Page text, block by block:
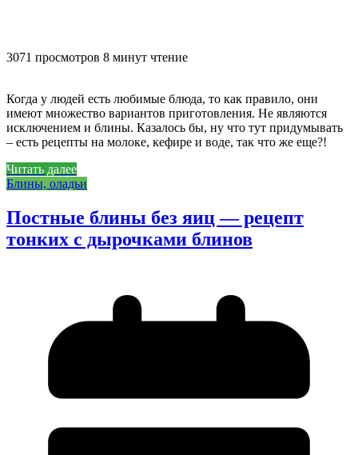
3071 просмотров 8 минут чтение
Когда у людей есть любимые блюда, то как правило, они
имеют множество вариантов приготовления. Не являются
исключением и блины. Казалось бы, ну что тут придумывать
– есть рецепты на молоке, кефире и воде, так что же еще?!
Читать далее
Блины, оладьи
Постные блины без яиц — рецепт
тонких с дырочками блинов